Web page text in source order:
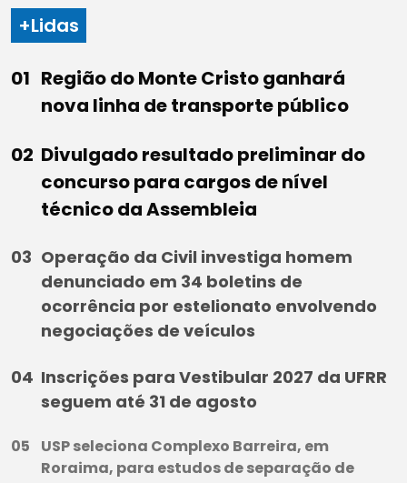
+Lidas
Região do Monte Cristo ganhará
nova linha de transporte público
Divulgado resultado preliminar do
concurso para cargos de nível
técnico da Assembleia
Operação da Civil investiga homem
denunciado em 34 boletins de
ocorrência por estelionato envolvendo
negociações de veículos
Inscrições para Vestibular 2027 da UFRR
seguem até 31 de agosto
USP seleciona Complexo Barreira, em
Roraima, para estudos de separação de